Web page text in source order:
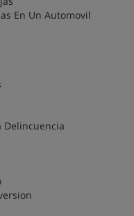
En Un Automovil
Delincuencia